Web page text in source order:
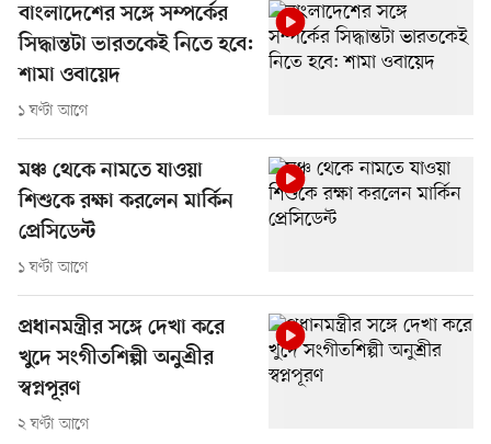
বাংলাদেশের সঙ্গে সম্পর্কের
সিদ্ধান্তটা ভারতকেই নিতে হবে:
শামা ওবায়েদ
১ ঘণ্টা আগে
মঞ্চ থেকে নামতে যাওয়া
শিশুকে রক্ষা করলেন মার্কিন
প্রেসিডেন্ট
১ ঘণ্টা আগে
প্রধানমন্ত্রীর সঙ্গে দেখা করে
খুদে সংগীতশিল্পী অনুশ্রীর
স্বপ্নপূরণ
২ ঘণ্টা আগে